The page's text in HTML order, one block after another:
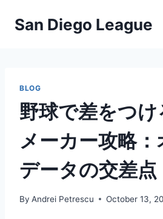
San Diego League
BLOG
野球で差をつけ
メーカー攻略：
データの交差点
By Andrei Petrescu October 13,